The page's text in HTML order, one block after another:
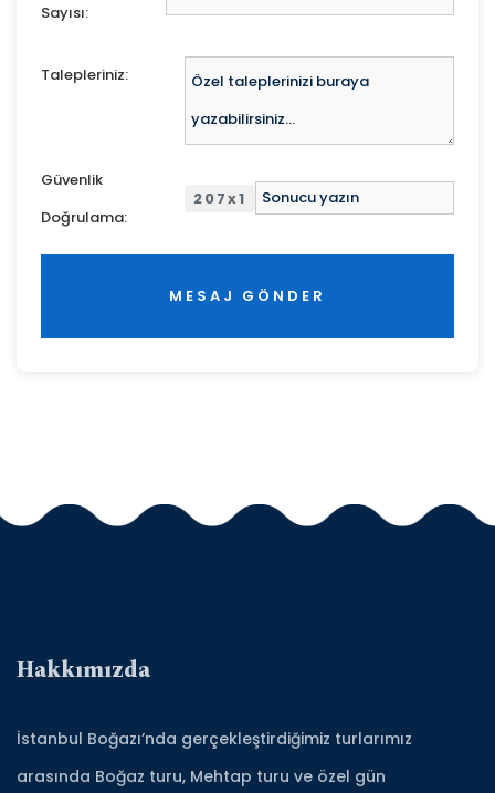
Sayısı:
Talepleriniz:
Güvenlik
Doğrulama:
207x1
MESAJ GÖNDER
Hakkımızda
İstanbul Boğazı’nda gerçekleştirdiğimiz turlarımız
arasında Boğaz turu, Mehtap turu ve özel gün